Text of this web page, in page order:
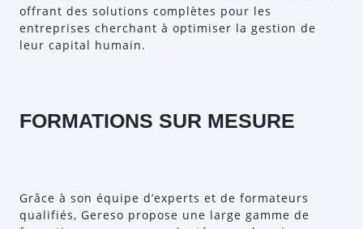
offrant des solutions complètes pour les
entreprises cherchant à optimiser la gestion de
leur capital humain.
FORMATIONS SUR MESURE
Grâce à son équipe d’experts et de formateurs
qualifiés, Gereso propose une large gamme de